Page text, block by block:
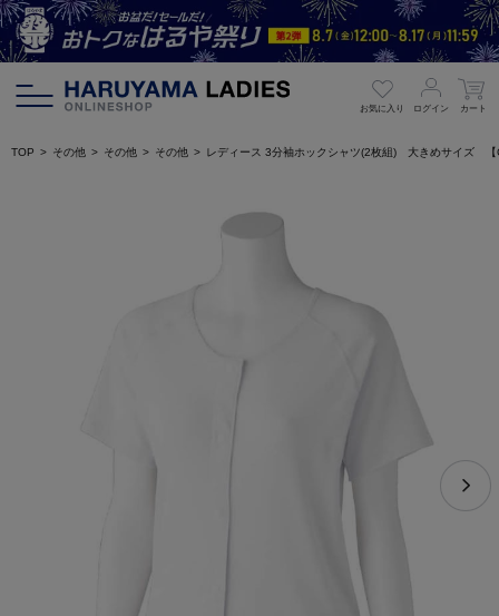
お気に入り ログイン カート
TOP その他 その他 その他 レディース 3分袖ホックシャツ(2枚組) 大きめサイズ 【